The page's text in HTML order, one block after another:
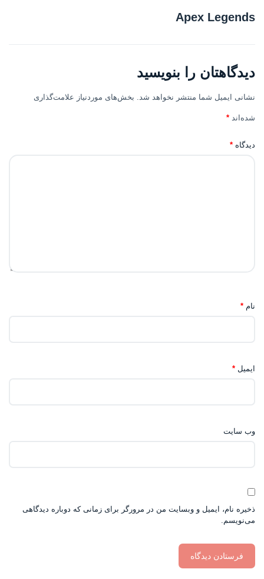
Apex Legends
دیدگاهتان را بنویسید
نشانی ایمیل شما منتشر نخواهد شد. بخش‌های موردنیاز علامت‌گذاری
شده‌اند *
دیدگاه *
نام *
ایمیل *
وب‌ سایت
ذخیره نام، ایمیل و وبسایت من در مرورگر برای زمانی که دوباره دیدگاهی
می‌نویسم.